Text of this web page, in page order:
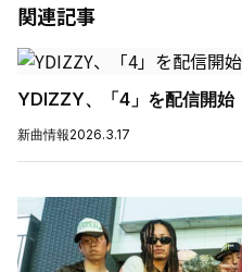
関連記事
YDIZZY、「4」を配信開始
新曲情報2026.3.17